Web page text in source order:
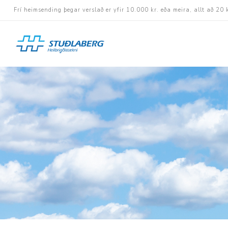
Frí heimsending þegar verslað er yfir 10.000 kr. eða meira, allt að 20
Hjólastólar
Aukabúnaður
Aflbúnaður og
Fastramma
Rafknúnir hjólastólar
Rafskutlur
Krossramma